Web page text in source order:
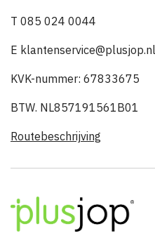
T 085 024 0044
E klantenservice@plusjop.nl
KVK-nummer: 67833675
BTW. NL857191561B01
Routebeschrijving